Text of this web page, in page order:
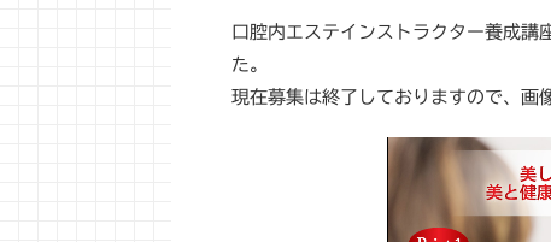
口腔内エステインストラクター養成講
た。
現在募集は終了しておりますので、画